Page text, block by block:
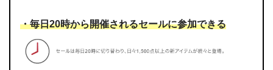
・毎日20時から開催されるセールに参加できる